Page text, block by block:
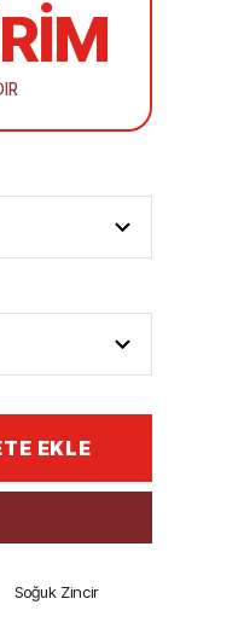
EKLE
Soğuk Zincir